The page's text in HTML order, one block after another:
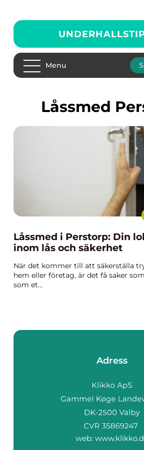
Menu
Låssmed
Låssmed i Perstorp: Din
inom lås och säkerhet
När det kommer till att säkerställa
hem eller företag, är det få saker
som et...
Adress
web: